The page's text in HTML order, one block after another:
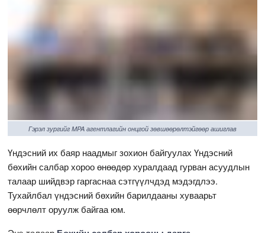
Гэрэл зургийг MPA агентлагийн онцгой зөвшөөрөлтэйгөөр ашиглав
Үндэсний их баяр наадмыг зохион байгуулах Үндэсний
бөхийн салбар хороо өнөөдөр хуралдаад гурван асуудлын
талаар шийдвэр гаргаснаа сэтгүүлчдэд мэдэгдлээ.
Тухайлбал үндэсний бөхийн барилдааны хуваарьт
өөрчлөлт оруулж байгаа юм.